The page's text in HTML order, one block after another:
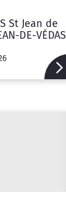
St Jean de
DE-VÉDAS